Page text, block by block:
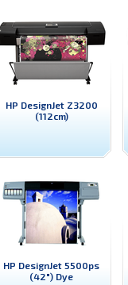
HP DesignJet Z3200
(112cm)
HP DesignJet 5500ps
(42") Dye